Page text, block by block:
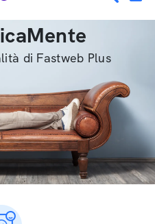
di Fastweb Plus